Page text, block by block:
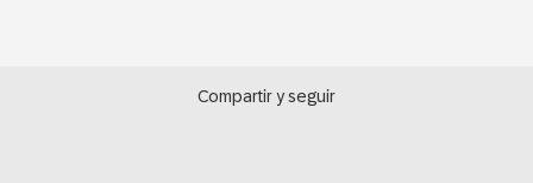
Compartir y seguir